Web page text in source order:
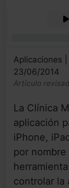
Aplicaciones |
23/06/2014
Artículo
La Clínica
aplicación
iPhone,
por
controlar la